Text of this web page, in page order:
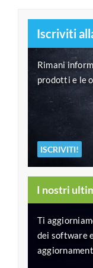
Iscriviti
Rimani
prodotti e le
ISCRIVITI!
I nostri
Ti
dei software